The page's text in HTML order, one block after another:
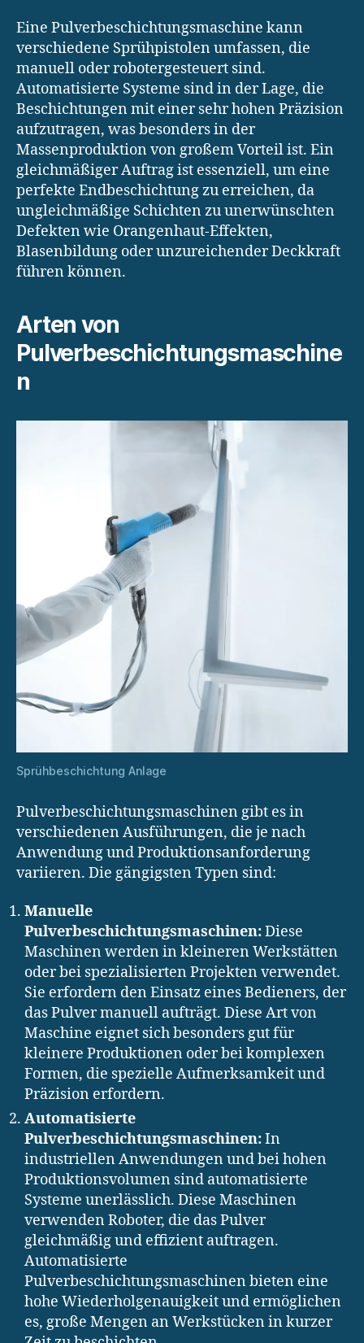
Eine Pulverbeschichtungsmaschine kann
verschiedene Sprühpistolen umfassen, die
manuell oder robotergesteuert sind.
Automatisierte Systeme sind in der Lage, die
Beschichtungen mit einer sehr hohen Präzision
aufzutragen, was besonders in der
Massenproduktion von großem Vorteil ist. Ein
gleichmäßiger Auftrag ist essenziell, um eine
perfekte Endbeschichtung zu erreichen, da
ungleichmäßige Schichten zu unerwünschten
Defekten wie Orangenhaut-Effekten,
Blasenbildung oder unzureichender Deckkraft
führen können.
Arten von
Pulverbeschichtungsmaschine
n
Sprühbeschichtung Anlage
Pulverbeschichtungsmaschinen gibt es in
verschiedenen Ausführungen, die je nach
Anwendung und Produktionsanforderung
variieren. Die gängigsten Typen sind:
Manuelle
Pulverbeschichtungsmaschinen:Diese
Maschinen werden in kleineren Werkstätten
oder bei spezialisierten Projekten verwendet.
Sie erfordern den Einsatz eines Bedieners, der
das Pulver manuell aufträgt. Diese Art von
Maschine eignet sich besonders gut für
kleinere Produktionen oder bei komplexen
Formen, die spezielle Aufmerksamkeit und
Präzision erfordern.
Automatisierte
Pulverbeschichtungsmaschinen:In
industriellen Anwendungen und bei hohen
Produktionsvolumen sind automatisierte
Systeme unerlässlich. Diese Maschinen
verwenden Roboter, die das Pulver
gleichmäßig und effizient auftragen.
Automatisierte
Pulverbeschichtungsmaschinen bieten eine
hohe Wiederholgenauigkeit und ermöglichen
es, große Mengen an Werkstücken in kurzer